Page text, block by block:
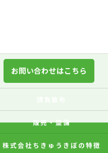
お問い合わせはこちら
販売・整備
株式会社ちきゅうきぼの特徴